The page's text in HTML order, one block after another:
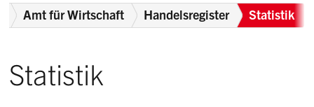
Breadcrumb
Amt für Wirtschaft Handelsregister Statistik
Statistik